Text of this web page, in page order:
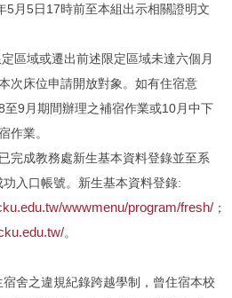
5月5日17時前至本組出示相關證明文
區域或遷出前述限定區域未達六個月
次床位申請開放對象。如有住宿意
至9月期間辦理之補宿作業或10月中下
作業。
成教務處新生基本資料登錄並至系
入口帳號。新生基本資料登錄:
wwwmenu/program/fresh/ ；
。
舍之違規紀錄跨越學制，曾住宿本校